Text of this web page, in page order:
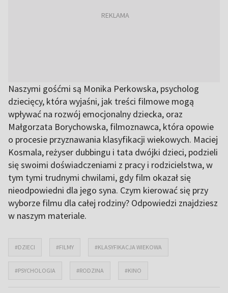
Naszymi gośćmi są Monika Perkowska, psycholog
dziecięcy, która wyjaśni, jak treści filmowe mogą
wpływać na rozwój emocjonalny dziecka, oraz
Małgorzata Borychowska, filmoznawca, która opowie
o procesie przyznawania klasyfikacji wiekowych. Maciej
Kosmala, reżyser dubbingu i tata dwójki dzieci, podzieli
się swoimi doświadczeniami z pracy i rodzicielstwa, w
tym tymi trudnymi chwilami, gdy film okazał się
nieodpowiedni dla jego syna. Czym kierować się przy
wyborze filmu dla całej rodziny? Odpowiedzi znajdziesz
w naszym materiale.
#DZIECI #FILMY #KLASYFIKACJA WIEKOWA
#PSYCHOLOGIA #RODZINA #KINO